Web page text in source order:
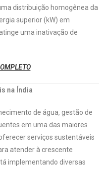
distribuição homogênea da
superior (kW) em
uma inativação de
na Índia
de água, gestão de
em uma das maiores
serviços sustentáveis
atender à crescente
implementando diversas